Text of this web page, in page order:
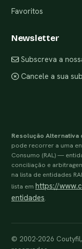
Favoritos
Newsletter
Subscreva a
Cancele a sua
Resolução Alternativa
pode recorrer a uma
Consumo (RAL) —
conciliação e
na lista de entidades
lista em https://
entidades.
© 2002-2026